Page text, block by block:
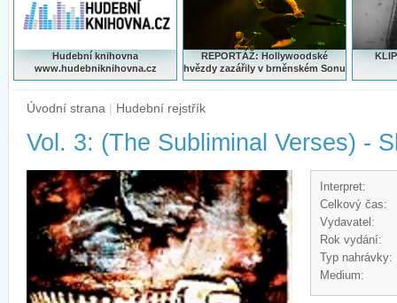
Hudební knihovna
www.hudebniknihovna.cz
REPORTÁŽ: Hollywoodské
hvězdy zazářily v brněnském Sonu
Úvodní strana | Hudební rejstřík
Vol. 3: (The Subliminal Verses) -
Interpret:
Celkový čas:
Vydavatel:
Rok vydání:
Typ nahrávky:
Medium: